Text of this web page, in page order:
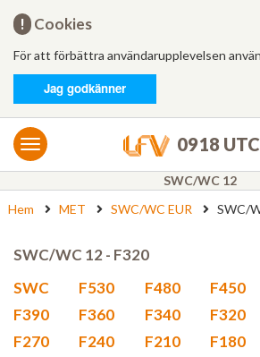
! Cookies
För att förbättra användarupplevelsen
Jag godkänner
0918 UTC
SWC/WC 12
Hem
MET SWC/WC EUR SWC/
SWC/WC 12 - F320
SWC
F530 F480 F450
F390
F360 F340 F320
F270
F240 F210 F180
Hem
Logga in
MET/AIS
MET
AIS
Bulletiner
FÄRDPLANERING
Ny
Från mall